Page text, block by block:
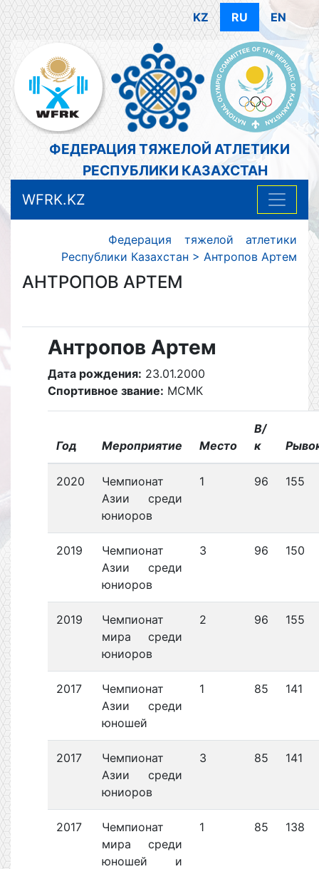
KZ RU EN
ФЕДЕРАЦИЯ ТЯЖЕЛОЙ АТЛЕТИКИ
РЕСПУБЛИКИ КАЗАХСТАН
WFRK.KZ
Федерация тяжелой атлетики
Республики Казахстан > Антропов Артем
АНТРОПОВ АРТЕМ
Антропов Артем
Дата рождения: 23.01.2000
Спортивное звание: МСМК
Год Мероприятие Место
В/
к
2020
Чемпионат
Азии среди
юниоров
1 96 155
2019
Чемпионат
Азии среди
юниоров
3 96 150
2019
Чемпионат
мира среди
юниоров
2 96 155
2017
Чемпионат
Азии среди
юношей
1 85 141
2017
Чемпионат
Азии среди
юниоров
3 85 141
2017
Чемпионат
мира среди
юношей и
1 85 138